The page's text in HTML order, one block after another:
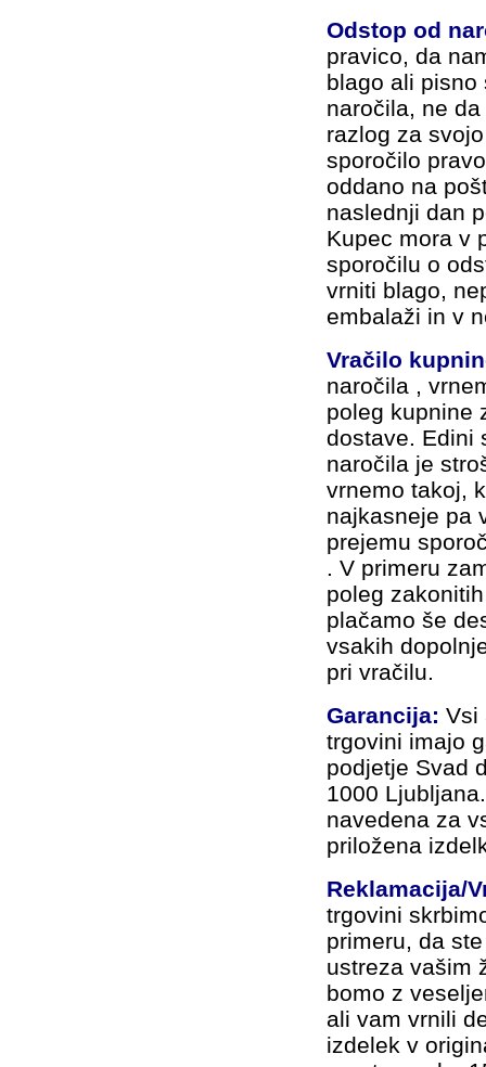
Odstop od
pravico, da
blago ali pisno
naročila, ne
razlog za
sporočilo
oddano na
naslednji dan
Kupec mora v
sporočilu o
vrniti blago,
embalaži in v
Vračilo
naročila ,
poleg kupnine
dostave. Edini
naročila je
vrnemo takoj,
najkasneje pa
prejemu
. V primeru
poleg
plačamo še
vsakih
pri vračilu.
Garancija: Vsi
trgovini imajo
podjetje Svad
1000
navedena za
priložena
Reklamacija/
trgovini
primeru, da
ustreza vašim
bomo z
ali vam vrnili
izdelek v